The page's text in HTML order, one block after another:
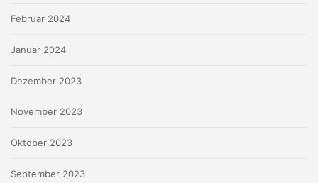
Februar 2024
Januar 2024
Dezember 2023
November 2023
Oktober 2023
September 2023